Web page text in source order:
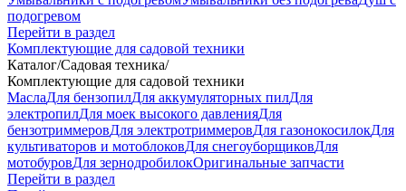
подогревом
Перейти в раздел
Комплектующие для садовой техники
Каталог/Садовая техника/
Комплектующие для садовой техники
МаслаДля бензопилДля аккумуляторных пилДля
электропилДля моек высокого давленияДля
бензотриммеровДля электротриммеровДля газонокосилокДля
культиваторов и мотоблоковДля снегоуборщиковДля
мотобуровДля зернодробилокОригинальные запчасти
Перейти в раздел